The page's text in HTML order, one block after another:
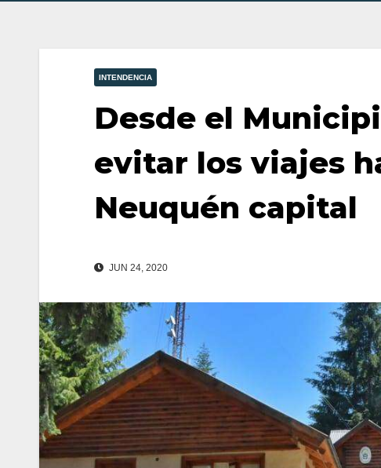
INTENDENCIA
Desde el
evitar los viajes
Neuquén capital
JUN 24, 2020